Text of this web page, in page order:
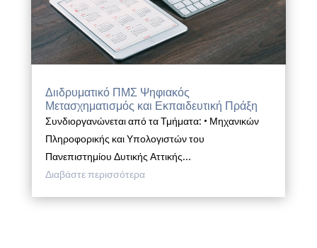
Διιδρυματικό ΠΜΣ Ψηφιακός
Μετασχηματισμός και Εκπαιδευτική Πράξη
Συνδιοργανώνεται από τα Τμήματα: • Μηχανικών
Πληροφορικής και Υπολογιστών του
Πανεπιστημίου Δυτικής Αττικής...
Διαβάστε περισσότερα